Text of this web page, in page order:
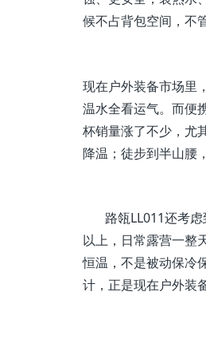
候不占背包空间，不
现在户外装备市场里
温水全看运气。而便
杯销量涨了不少，尤
降温；徒步到半山腰
路瓴LL011还考虑
以上，日常露营一整
恒温，不是被动保冷
计，正是现在户外装